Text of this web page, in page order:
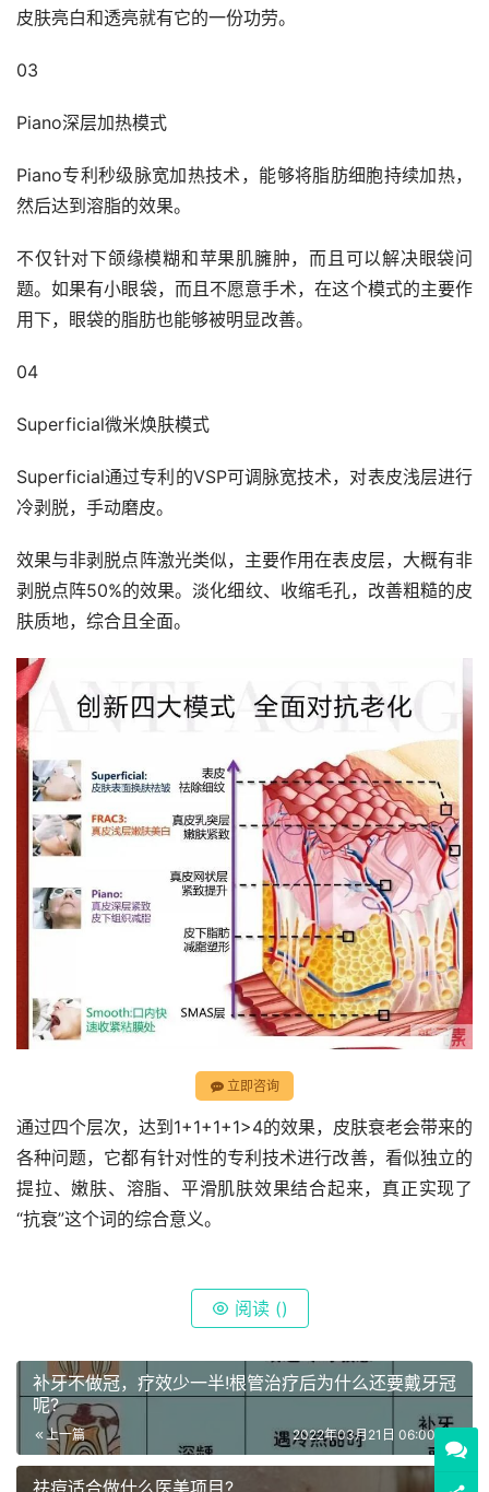
皮肤亮白和透亮就有它的一份功劳。
03
Piano深层加热模式
Piano专利秒级脉宽加热技术，能够将脂肪细胞持续加热，
然后达到溶脂的效果。
不仅针对下颌缘模糊和苹果肌臃肿，而且可以解决眼袋问
题。如果有小眼袋，而且不愿意手术，在这个模式的主要作
用下，眼袋的脂肪也能够被明显改善。
04
Superficial微米焕肤模式
Superficial通过专利的VSP可调脉宽技术，对表皮浅层进行
冷剥脱，手动磨皮。
效果与非剥脱点阵激光类似，主要作用在表皮层，大概有非
剥脱点阵50%的效果。淡化细纹、收缩毛孔，改善粗糙的皮
肤质地，综合且全面。
立即咨询
通过四个层次，达到1+1+1+1>4的效果，皮肤衰老会带来的
各种问题，它都有针对性的专利技术进行改善，看似独立的
提拉、嫩肤、溶脂、平滑肌肤效果结合起来，真正实现了
“抗衰”这个词的综合意义。
阅读 ()
补牙不做冠，疗效少一半!根管治疗后为什么还要戴牙冠
呢?
上一篇 2022年03月21日 06:00:00
祛痘适合做什么医美项目?